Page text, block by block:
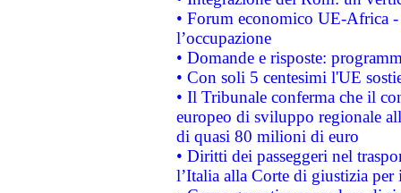
• Forum economico UE-Africa -
l’occupazione
• Domande e risposte:
• Con soli 5 centesimi l'UE
• Il Tribunale conferma che il
europeo di sviluppo regionale
di quasi 80 milioni di euro
• Diritti dei passeggeri nel
l’Italia alla Corte di giustizia